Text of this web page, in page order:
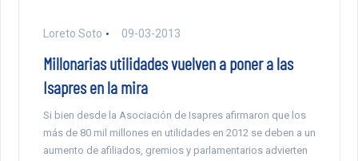
Loreto Soto 09-03-2013
Millonarias utilidades vuelven a poner a las
Isapres en la mira
Si bien desde la Asociación de Isapres afirmaron que los
más de 80 mil millones en utilidades en 2012 se deben a un
aumento de afiliados, gremios y parlamentarios advierten